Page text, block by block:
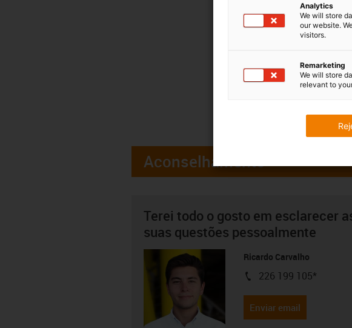
Aconselhamento
Terei todo o gosto em esclarecer
suas questões pessoalmente
Ricardo Carvalho
igus-icon-phone
226 199 105*
Enviar email
Analytics
We will store
our website.
visitors.
Remarketing
We will store
relevant to